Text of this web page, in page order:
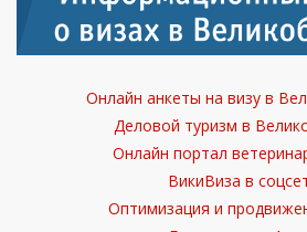
Онлайн анкеты на визу в
Деловой туризм в
Онлайн портал
ВикиВиза в
Оптимизация и